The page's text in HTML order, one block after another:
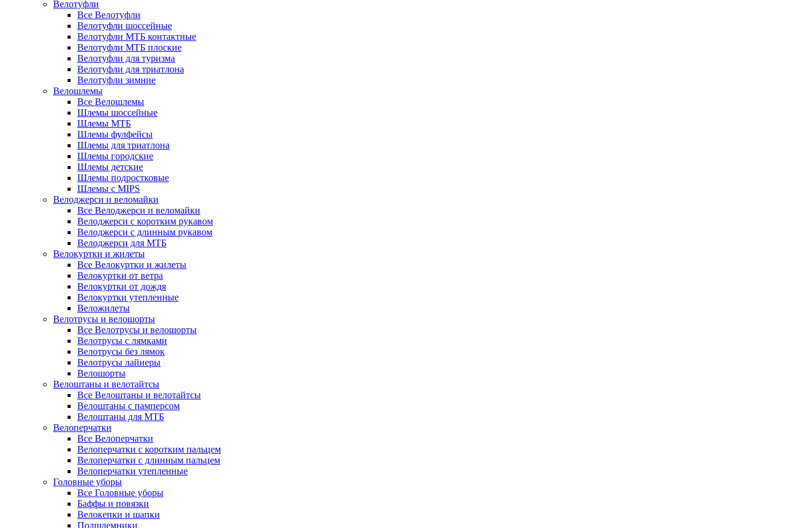
Велотуфли
Все Велотуфли
Велотуфли шоссейные
Велотуфли МТБ контактные
Велотуфли МТБ плоские
Велотуфли для туризма
Велотуфли для триатлона
Велотуфли зимние
Велошлемы
Все Велошлемы
Шлемы шоссейные
Шлемы МТБ
Шлемы фулфейсы
Шлемы для триатлона
Шлемы городские
Шлемы детские
Шлемы подростковые
Шлемы с MIPS
Велоджерси и веломайки
Все Велоджерси и веломайки
Велоджерси с коротким рукавом
Велоджерси с длинным рукавом
Велоджерси для МТБ
Велокуртки и жилеты
Все Велокуртки и жилеты
Велокуртки от ветра
Велокуртки от дождя
Велокуртки утепленные
Веложилеты
Велотрусы и велошорты
Все Велотрусы и велошорты
Велотрусы с лямками
Велотрусы без лямок
Велотрусы лайнеры
Велошорты
Велоштаны и велотайтсы
Все Велоштаны и велотайтсы
Велоштаны с памперсом
Велоштаны для МТБ
Велоперчатки
Все Велоперчатки
Велоперчатки с коротким пальцем
Велоперчатки с длинным пальцем
Велоперчатки утепленные
Головные уборы
Все Головные уборы
Баффы и повязки
Велокепки и шапки
Подшлемники